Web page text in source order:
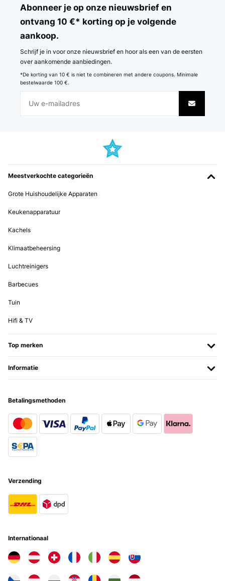
Abonneer je op onze nieuwsbrief en
ontvang 10 €* korting op je volgende
aankoop.
Schrijf je in voor onze nieuwsbrief en hoor als een van de eersten
over aankomende aanbiedingen.
*De korting van 10 € is niet te combineren met andere coupons. Minimale
bestelwaarde 100 €.
Meestverkochte categorieën
Grote Huishoudelijke Apparaten
Keukenapparatuur
Kachels
Klimaatbeheersing
Luchtreinigers
Barbecues
Tuin
Hifi & TV
Top merken
Informatie
Betalingsmethoden
Verzending
Internationaal